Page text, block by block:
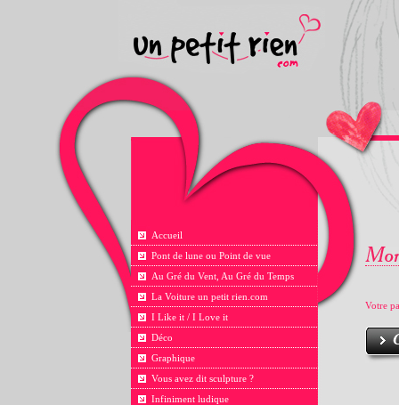
Accueil
Pont de lune ou Point de vue
Au Gré du Vent, Au Gré du Temps
La Voiture un petit rien.com
I Like it / I Love it
Déco
Graphique
Vous avez dit sculpture ?
Infiniment ludique
Votre